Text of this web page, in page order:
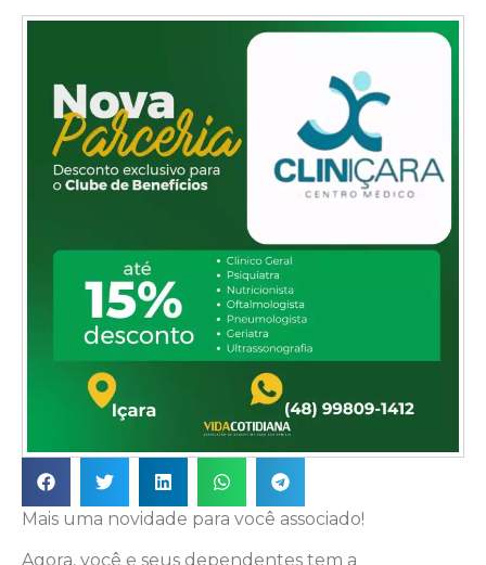
Mais uma novidade para você associado!
Agora, você e seus dependentes tem a